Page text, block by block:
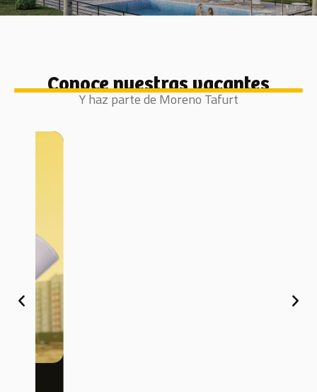
Conoce nuestras vacantes
Y haz parte de Moreno Tafurt